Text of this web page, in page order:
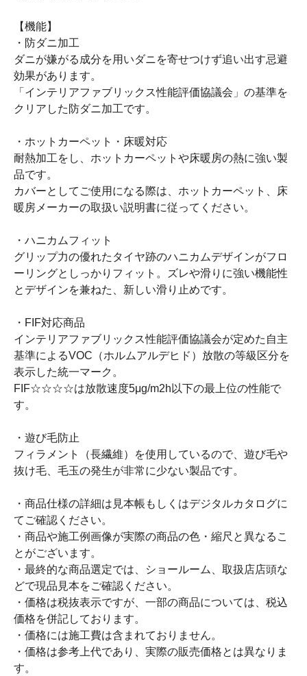
【機能】
・防ダニ加工
ダニが嫌がる成分を用いダニを寄せつけず追い出す忌避
効果があります。
「インテリアファブリックス性能評価協議会」の基準を
クリアした防ダニ加工です。
・ホットカーペット・床暖対応
耐熱加工をし、ホットカーペットや床暖房の熱に強い製
品です。
カバーとしてご使用になる際は、ホットカーペット、床
暖房メーカーの取扱い説明書に従ってください。
・ハニカムフィット
グリップ力の優れたタイヤ跡のハニカムデザインがフロ
ーリングとしっかりフィット。ズレや滑りに強い機能性
とデザインを兼ねた、新しい滑り止めです。
・FIF対応商品
インテリアファブリックス性能評価協議会が定めた自主
基準によるVOC（ホルムアルデヒド）放散の等級区分を
表示した統一マーク。
FIF☆☆☆☆は放散速度5μg/m2h以下の最上位の性能で
す。
・遊び毛防止
フィラメント（長繊維）を使用しているので、遊び毛や
抜け毛、毛玉の発生が非常に少ない製品です。
・商品仕様の詳細は見本帳もしくはデジタルカタログに
てご確認ください。
・商品や施工例画像が実際の商品の色・縮尺と異なるこ
とがございます。
・最終的な商品選定では、ショールーム、取扱店店頭な
どで現品見本をご確認ください。
・価格は税抜表示ですが、一部の商品については、税込
価格を併記しております。
・価格には施工費は含まれておりません。
・価格は参考上代であり、実際の販売価格とは異なりま
す。